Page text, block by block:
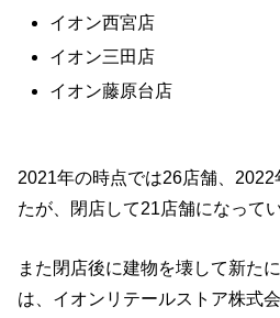
イオン西宮店
イオン三田店
イオン藤原台店
2021年の時点では26店舗、
たが、閉店して21店舗になってい
また閉店後に建物を壊して新た
は、イオンリテールストア株式